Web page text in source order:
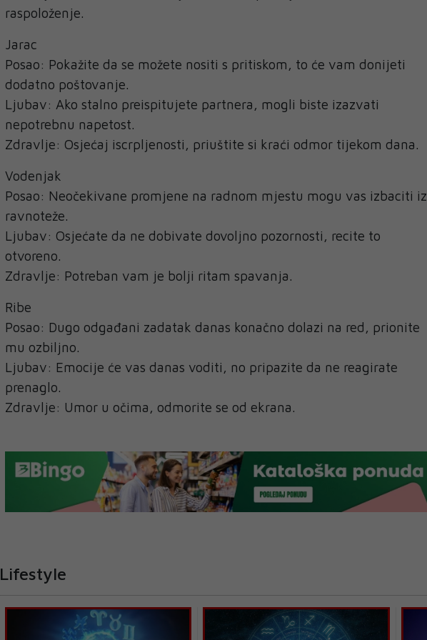
raspoloženje.
Jarac
Posao: Pokažite da se možete nositi s pritiskom, to će vam donijeti
dodatno poštovanje.
Ljubav: Ako stalno preispitujete partnera, mogli biste izazvati
nepotrebnu napetost.
Zdravlje: Osjećaj iscrpljenosti, priuštite si kraći odmor tijekom dana.
Vodenjak
Posao: Neočekivane promjene na radnom mjestu mogu vas izbaciti iz
ravnoteže.
Ljubav: Osjećate da ne dobivate dovoljno pozornosti, recite to
otvoreno.
Zdravlje: Potreban vam je bolji ritam spavanja.
Ribe
Posao: Dugo odgađani zadatak danas konačno dolazi na red, prionite
mu ozbiljno.
Ljubav: Emocije će vas danas voditi, no pripazite da ne reagirate
prenaglo.
Zdravlje: Umor u očima, odmorite se od ekrana.
Lifestyle